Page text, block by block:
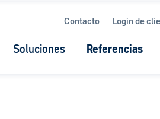
Contacto Login de
Soluciones Referencias